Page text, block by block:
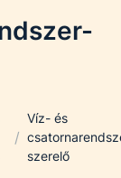
/
Víz- és
szerelő